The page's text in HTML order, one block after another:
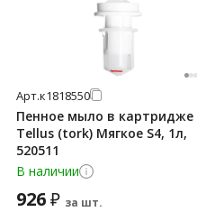
Арт.к1818550
Пенное мыло в картридже
Tellus (tork) Мягкое S4, 1л,
520511
В наличии
926₽ за шт.